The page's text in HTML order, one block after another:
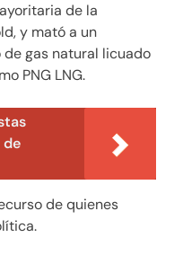
de la
y mató a un
gas natural licuado
PNG LNG.
de
de quienes